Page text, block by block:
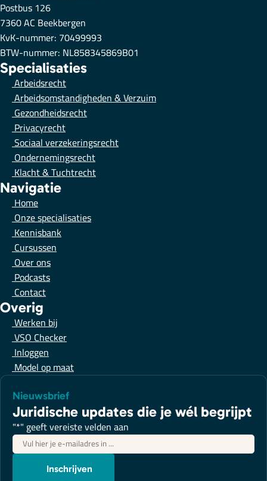
Postbus 126
7360 AC Beekbergen
KvK-nummer: 70499993
BTW-nummer: NL858345869B01
Specialisaties
Arbeidsrecht
Arbeidsomstandigheden & Verzuim
Gezondheidsrecht
Privacyrecht
Sociaal verzekeringsrecht
Ondernemingsrecht
Klacht & Tuchtrecht
Navigatie
Home
Onze specialisaties
Kennisbank
Cursussen
Over ons
Podcasts
Contact
Overig
Werken bij
VSO Checker
Inloggen
Model op maat
Nieuwsbrief
Juridische updates die je wél begrijpt
"*" geeft vereiste velden aan
E-
mailadres*
Inschrijven